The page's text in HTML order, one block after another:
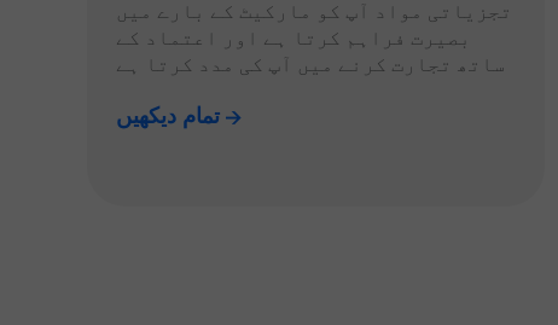
تجزیاتی مواد آپ کو مارکیٹ کے بارے میں
بصیرت فراہم کرتا ہے اور اعتماد کے
ساتھ تجارت کرنے میں آپ کی مدد کرتا ہے
تمام دیکھیں